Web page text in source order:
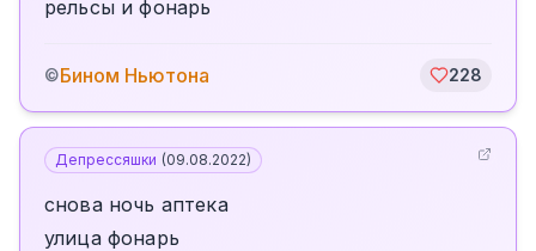
рельсы и фонарь
©Бином Ньютона 228
Депрессяшки (09.08.2022)
снова ночь аптека
улица фонарь